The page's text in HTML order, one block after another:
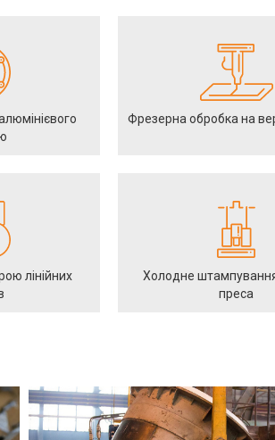
Фрезерна обробка на
лінійних
Холодне
преса